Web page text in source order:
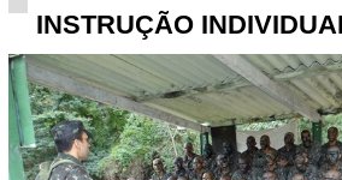
INSTRUÇÃO